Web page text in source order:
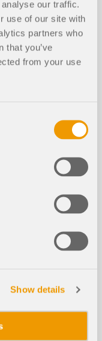
our traffic.
use of our site with
partners who
that you’ve
from your use
Show details
comme
et
dans le
de l'aluminium
des
manière